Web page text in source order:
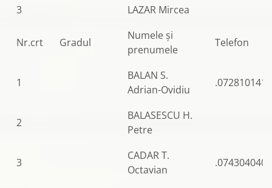
3
LAZAR Mircea
Nr.crt Gradul
Numele şi
prenumele
Telefon
1
BALAN S.
Adrian-Ovidiu
.0728101415
2
BALASESCU H.
Petre
3
CADAR T.
Octavian
.0743040406